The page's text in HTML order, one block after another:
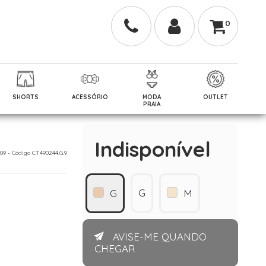
0
SHORTS ACESSÓRIO
MODA
PRAIA
OUTLET
- Código CT490244.G.9 Indisponível
G G M
AVISE-ME QUANDO
CHEGAR